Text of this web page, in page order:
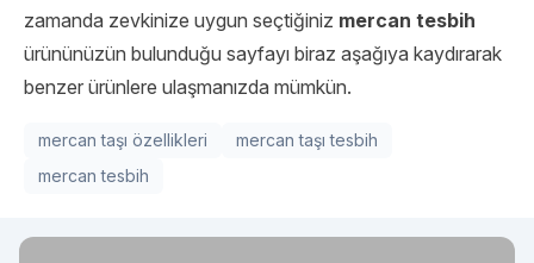
zamanda zevkinize uygun seçtiğiniz mercan tesbih
ürününüzün bulunduğu sayfayı biraz aşağıya kaydırarak
benzer ürünlere ulaşmanızda mümkün.
mercan taşı özellikleri
mercan taşı tesbih
mercan tesbih